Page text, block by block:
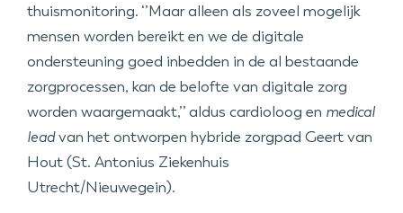
thuismonitoring. ‘’Maar alleen als zoveel mogelijk
mensen worden bereikt en we de digitale
ondersteuning goed inbedden in de al bestaande
zorgprocessen, kan de belofte van digitale zorg
worden waargemaakt,’’ aldus cardioloog en medical
leadvan het ontworpen hybride zorgpad Geert van
Hout (St. Antonius Ziekenhuis
Utrecht/Nieuwegein).